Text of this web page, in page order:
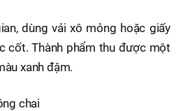
dùng vải xô mỏng hoặc giấy
cốt. Thành phẩm thu được một
xanh đậm.
chai